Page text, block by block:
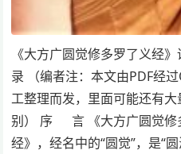
《大方广圆觉修多罗了义经
录 （编者注：本文由PDF经
工整理而发，里面可能还有
别） 序 言 《大方广圆觉修
经》，经名中的“圆觉”，是“